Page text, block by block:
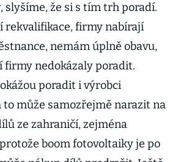
slyšíme, že si s tím trh poradí.
rekvalifikace, firmy nabírají
nemám úplně obavu,
firmy nedokázaly poradit.
poradit i výrobci
to může samozřejmě narazit na
ze zahraničí, zejména
boom fotovoltaiky je po